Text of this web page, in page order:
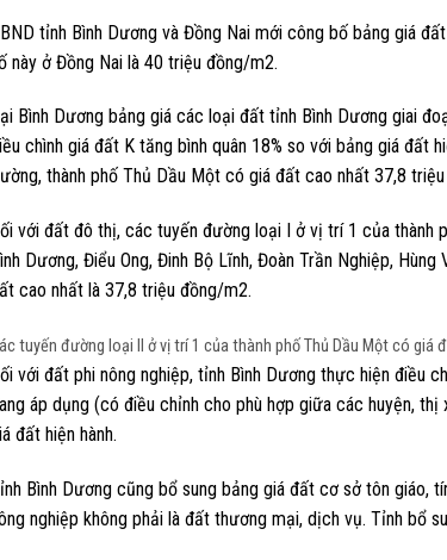
tỉnh Bình Dương và Đồng Nai mới công bố bảng giá
này ở Đồng Nai là 40 triệu đồng/m2.
Bình Dương bảng giá các loại đất tỉnh Bình Dương giai
chình giá đất K tăng bình quân 18% so với bảng giá đất
thành phố Thủ Dầu Một có giá đất cao nhất 37,8
với đất đô thị, các tuyến đường loại I ở vị trí 1 của thành
Dương, Điểu Ong, Đinh Bộ Lĩnh, Đoàn Trần Nghiệp,
cao nhất là 37,8 triệu đồng/m2.
tuyến đường loại II ở vị trí 1 của thành phố Thủ Dầu Một có giá
với đất phi nông nghiệp, tỉnh Bình Dương thực hiện điều
áp dụng (có điều chỉnh cho phù hợp giữa các huyện,
đất hiện hành.
Bình Dương cũng bổ sung bảng giá đất cơ sở tôn giáo,
nghiệp không phải là đất thương mại, dịch vụ. Tỉnh bổ